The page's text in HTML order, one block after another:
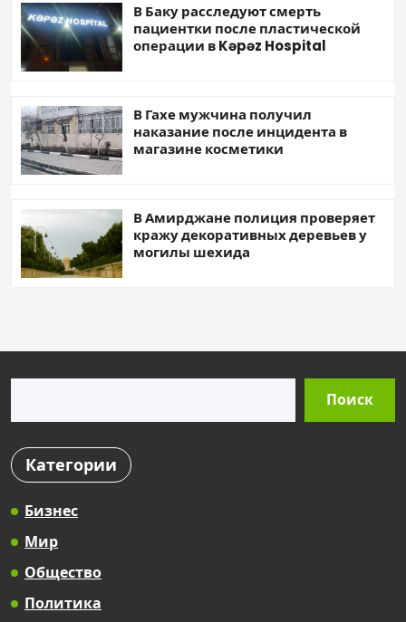
В Баку расследуют смерть
пациентки после пластической
операции в Kəpəz Hospital
В Гахе мужчина получил
наказание после инцидента в
магазине косметики
В Амирджане полиция проверяет
кражу декоративных деревьев у
могилы шехида
Поиск
Категории
Бизнес
Мир
Общество
Политика